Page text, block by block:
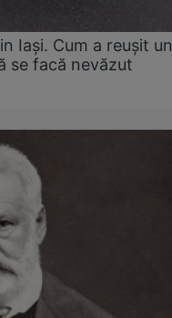
Iași. Cum a reușit un
se facă nevăzut